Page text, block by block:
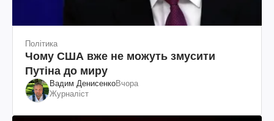
Політика
Чому США вже не можуть змусити
Путіна до миру
Вадим ДенисенкоВчора
Журналіст